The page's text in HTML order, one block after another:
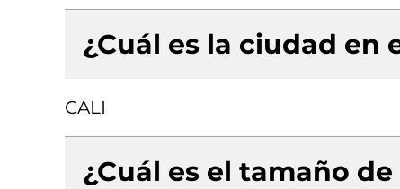
¿Cuál es la ciudad en
CALI
¿Cuál es el tamaño